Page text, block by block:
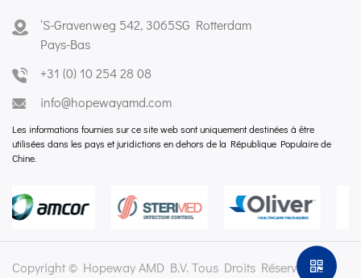
‘S-Gravenweg 542, 3065SG Rotterdam
Pays-Bas
+31 (0) 10 254 28 08
info@hopewayamd.com
Les informations fournies sur ce site web sont uniquement destinées à être
utilisées dans les pays et juridictions en dehors de la République Populaire de
Chine.
Copyright © Hopeway AMD B.V. Tous Droits Réservés.